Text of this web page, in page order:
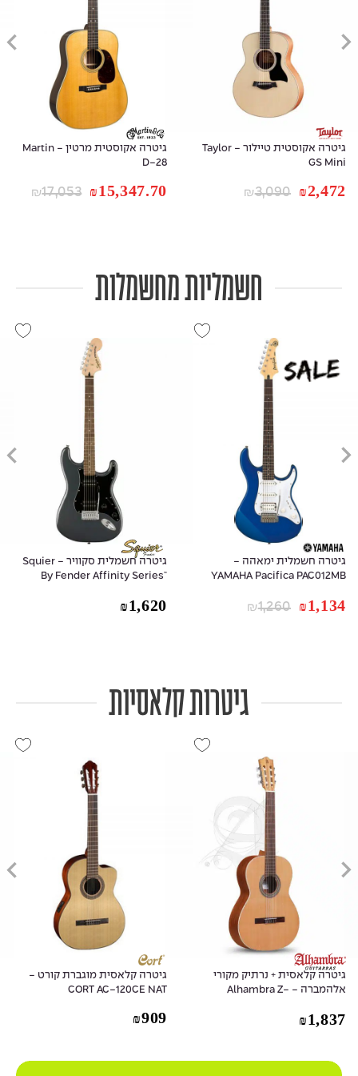
גיטרה אקוסטית טיילור - Taylor
GS Mini
₪3,090 ₪2,472
גיטרה אקוסטית מרטין - Martin
D-28
₪17,053 ₪15,347.70
חשמליות מחשמלות
גיטרה חשמלית ימאהה -
YAMAHA Pacifica PAC012MB
₪1,260 ₪1,134
גיטרה חשמלית סקוויר - Squier
By Fender Affinity Series™
Charcoal Frost Metallic
₪1,620
גיטרות קלאסיות
גיטרה קלאסית + נרתיק מקורי
אלהמברה - Alhambra Z-
₪1,837
גיטרה קלאסית מוגברת קורט -
CORT AC-120CE NAT
₪909